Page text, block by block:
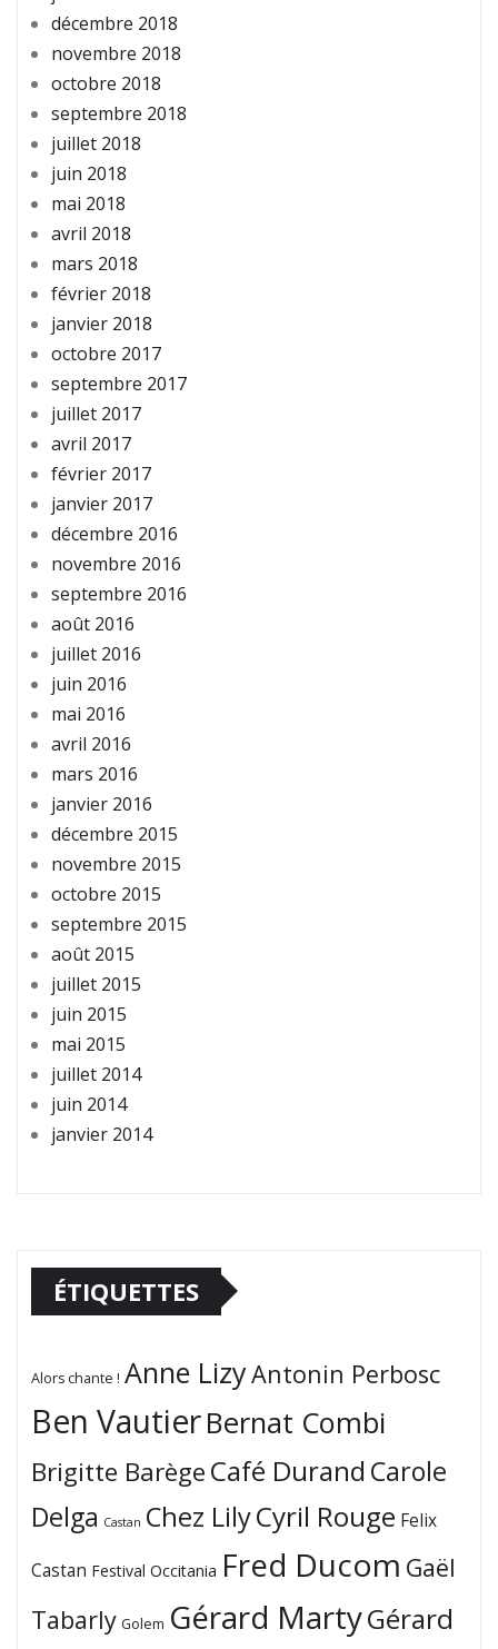
décembre 2018
novembre 2018
octobre 2018
septembre 2018
juillet 2018
juin 2018
mai 2018
avril 2018
mars 2018
février 2018
janvier 2018
octobre 2017
septembre 2017
juillet 2017
avril 2017
février 2017
janvier 2017
décembre 2016
novembre 2016
septembre 2016
août 2016
juillet 2016
juin 2016
mai 2016
avril 2016
mars 2016
janvier 2016
décembre 2015
novembre 2015
octobre 2015
septembre 2015
août 2015
juillet 2015
juin 2015
mai 2015
juillet 2014
juin 2014
janvier 2014
ÉTIQUETTES
Alors chante ! Anne LizyAntonin Perbosc
Ben VautierBernat Combi
Brigitte BarègeCafé Durand Carole
Delga Castan Chez LilyCyril Rouge Felix
Castan Festival Occitania Fred Ducom Gaël
Tabarly Golem Gérard MartyGérard